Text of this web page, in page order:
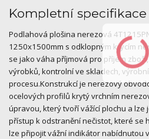
Kompletní specifikace
Podlahová plošina nerezová
1250x1500mm s odklopným krycím
se jako váha příjmová pro příjem
výrobků, kontrolní ve skladech,
procesu.Konstrukcí je nerezový
ocelových profilů krytý vrchním
úpravou, který tvoří vážící plochu a
přístup k odstranění nečistot, které se
lze připojit vážní indikátor nabídnutou